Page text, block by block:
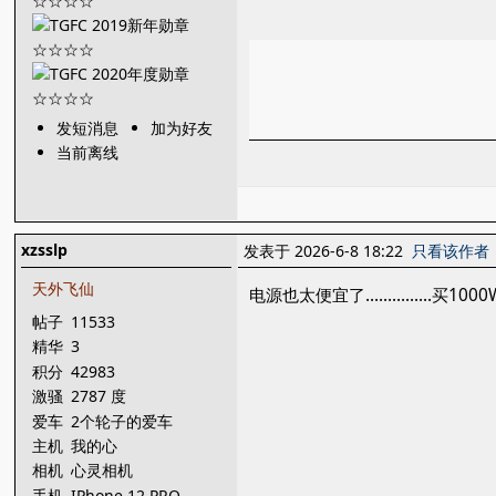
发短消息
加为好友
当前离线
xzsslp
天外飞仙
帖子 11533
精华 3
积分 42983
激骚 2787 度
爱车 2个轮子的爱车
主机 我的心
相机 心灵相机
发表于 2026-6-8 18:22 只看该作者
电源也太便宜了...............买